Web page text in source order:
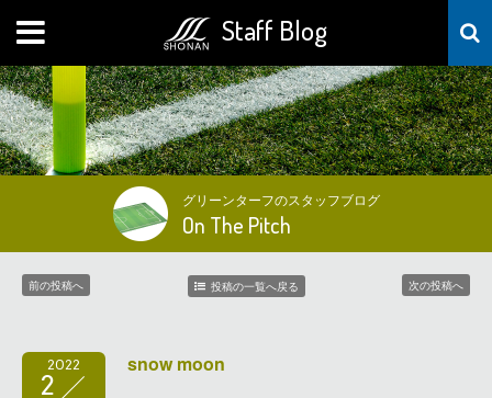
Staff Blog
MENU
グリーンターフのスタッフブログ
On The Pitch
前の投稿へ 投稿の一覧へ戻る 次の投稿へ
2022
2
snow moon